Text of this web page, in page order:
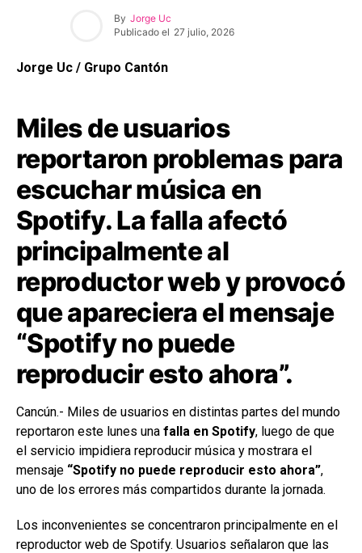
By Jorge Uc
Publicado el 27 julio, 2026
Jorge Uc / Grupo Cantón
Miles de usuarios
reportaron problemas para
escuchar música en
Spotify. La falla afectó
principalmente al
reproductor web y provocó
que apareciera el mensaje
“Spotify no puede
reproducir esto ahora”.
Cancún.- Miles de usuarios en distintas partes del mundo
reportaron este lunes una falla en Spotify, luego de que
el servicio impidiera reproducir música y mostrara el
mensaje “Spotify no puede reproducir esto ahora”,
uno de los errores más compartidos durante la jornada.
Los inconvenientes se concentraron principalmente en el
reproductor web de Spotify. Usuarios señalaron que las